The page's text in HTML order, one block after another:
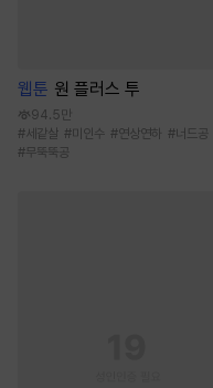
웹툰 원 플러스 투
94.5만
#세같살 #미인수 #연상연하 #너드공
#무뚝뚝공